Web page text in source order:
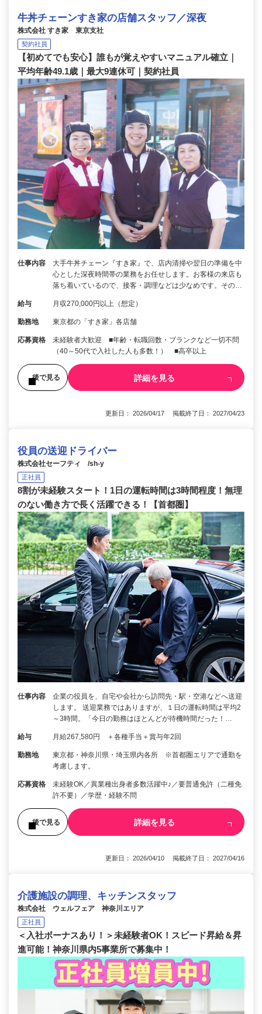
牛丼チェーンすき家の店舗スタッフ／深夜
株式会社 すき家 東京支社
契約社員
【初めてでも安心】誰もが覚えやすいマニュアル確立｜
平均年齢49.1歳｜最大9連休可｜契約社員
仕事内容
大手牛丼チェーン『すき家』で、店内清掃や翌日の準備を中
心とした深夜時間帯の業務をお任せします。お客様の来店も
落ち着いているので、接客・調理などは少なめです。その…
給与 月収270,000円以上（想定）
勤務地 東京都の「すき家」各店舗
応募資格
未経験者大歓迎 ■年齢・転職回数・ブランクなど一切不問
（40～50代で入社した人も多数！） ■高卒以上
後で見る 詳細を見る
更新日： 2026/04/17 掲載終了日： 2027/04/23
役員の送迎ドライバー
株式会社セーフティ /sh-y
正社員
8割が未経験スタート！1日の運転時間は3時間程度！無理
のない働き方で長く活躍できる！【首都圏】
仕事内容
企業の役員を、自宅や会社から訪問先・駅・空港などへ送迎
します。 送迎業務ではありますが、１日の運転時間は平均2
～3時間。「今日の勤務はほとんどが待機時間だった！…
給与 月給267,580円 ＋各種手当＋賞与年2回
勤務地
東京都・神奈川県・埼玉県内各所 ※首都圏エリアで通勤を
考慮します。
応募資格
未経験OK／異業種出身者多数活躍中♪／要普通免許（二種免
許不要）／学歴・経験不問
後で見る 詳細を見る
更新日： 2026/04/10 掲載終了日： 2027/04/16
介護施設の調理、キッチンスタッフ
株式会社 ウェルフェア 神奈川エリア
正社員
＜入社ボーナスあり！＞未経験者OK！スピード昇給＆昇
進可能！神奈川県内5事業所で募集中！